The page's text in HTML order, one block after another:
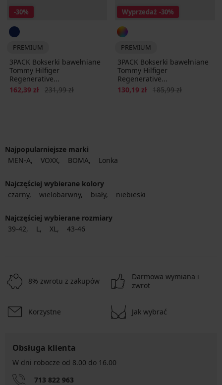
-30%
PREMIUM
3PACK Bokserki bawełniane
Tommy Hilfiger
Regenerative...
Zniżka
162,39 zł Pierwotna cena
231,99 zł
Wyprzedaż -30%
PREMIUM
3PACK Bokserki bawełniane
Tommy Hilfiger
Regenerative...
Zniżka
130,19 zł Pierwotna cena
185,99 zł
Najpopularniejsze marki
MEN-A
VOXX BOMA Lonka
Najczęściej wybierane kolory
czarny
wielobarwny biały niebieski
Najczęściej wybierane rozmiary
39-42
L XL 43-46
8% zwrotu z zakupów
Darmowa wymiana i
zwrot
Korzystne Jak wybrać
Obsługa klienta
W dni robocze od 8.00 do 16.00
713 822 963